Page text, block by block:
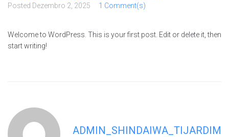
Posted Dezembro 2, 2025 1 Comment(s)
Welcome to WordPress. This is your first post. Edit or delete it, then
start writing!
ADMIN_SHINDAIWA_TIJARDIM